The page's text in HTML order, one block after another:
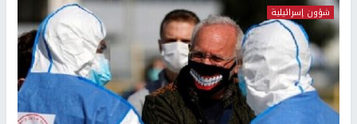
شؤون إسرائيلية